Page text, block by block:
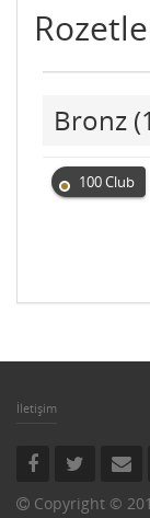
Bronz
100 Club
İletişim
Copyright ©